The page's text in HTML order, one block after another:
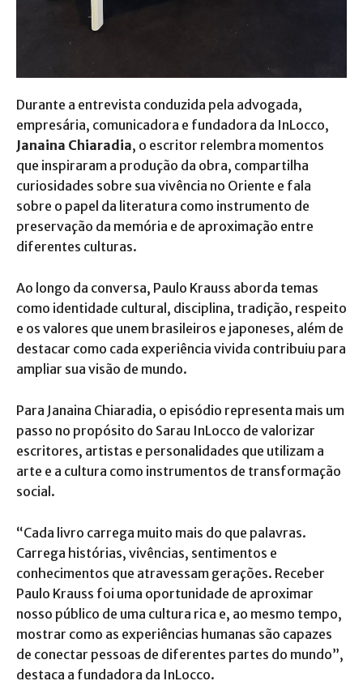
Durante a entrevista conduzida pela advogada,
empresária, comunicadora e fundadora da InLocco,
Janaina Chiaradia, o escritor relembra momentos
que inspiraram a produção da obra, compartilha
curiosidades sobre sua vivência no Oriente e fala
sobre o papel da literatura como instrumento de
preservação da memória e de aproximação entre
diferentes culturas.
Ao longo da conversa, Paulo Krauss aborda temas
como identidade cultural, disciplina, tradição, respeito
e os valores que unem brasileiros e japoneses, além de
destacar como cada experiência vivida contribuiu para
ampliar sua visão de mundo.
Para Janaina Chiaradia, o episódio representa mais um
passo no propósito do Sarau InLocco de valorizar
escritores, artistas e personalidades que utilizam a
arte e a cultura como instrumentos de transformação
social.
“Cada livro carrega muito mais do que palavras.
Carrega histórias, vivências, sentimentos e
conhecimentos que atravessam gerações. Receber
Paulo Krauss foi uma oportunidade de aproximar
nosso público de uma cultura rica e, ao mesmo tempo,
mostrar como as experiências humanas são capazes
de conectar pessoas de diferentes partes do mundo”,
destaca a fundadora da InLocco.